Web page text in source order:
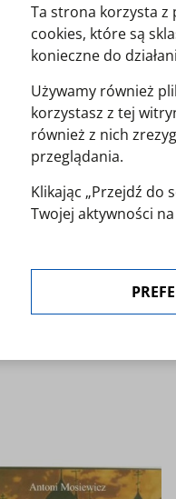
Ta strona korzysta z
cookies, które są
konieczne do
Używamy również
korzystasz z tej
również z nich
przeglądania.
Klikając „Przejdź do
Twojej aktywności
W każdej chwili
ustawienia cookies.